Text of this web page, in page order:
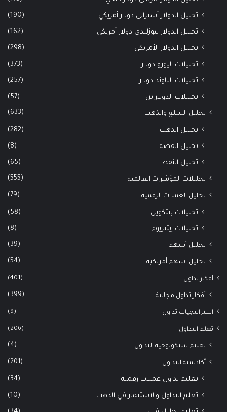
تحليل الدولار أسترالي دولار أمريكي (190)
تحليل الدولار نيوزلندي دولار أمريكي (162)
تحليل الدولار الأمريكي (298)
تحليلات اليورو دولار (373)
تحليلات الباوند دولار (257)
تحليلات الدولار ين (57)
تحليل السلع والذهب (633)
تحليل الذهب (282)
تحليل الفضة (8)
تحليل النفط (65)
تحليلات المؤشرات العالمية (555)
تحليل العملات الرقمية (79)
تحليلات بيتكوين (58)
تحليلات إيثيريوم (8)
تحليل أسهم (39)
تحليل اسهم أمريكية (54)
أفكار تداول (401)
أفكار تداول مجانية (399)
استراتيجيات تداول (9)
تعلم التداول (206)
تعليم سيكولوجية التداول (4)
أكاديمية التداول (201)
تعليم تداول عملات رقمية (34)
تعلم التداول والاستثمار في الذهب (10)